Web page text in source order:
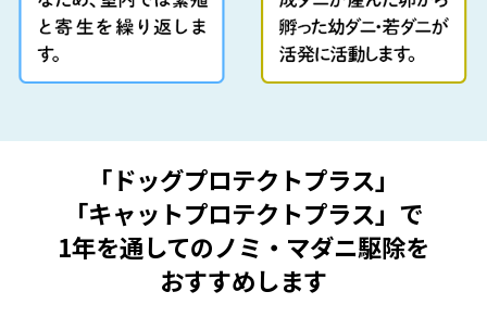
「ドッグプロテクトプラス」
「キャットプロテクトプラス」で
1年を通してのノミ・マダニ駆除を
おすすめします